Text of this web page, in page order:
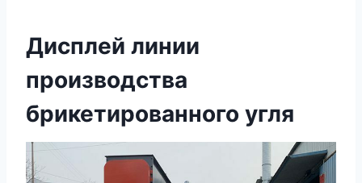
Дисплей линии
производства
брикетированного угля